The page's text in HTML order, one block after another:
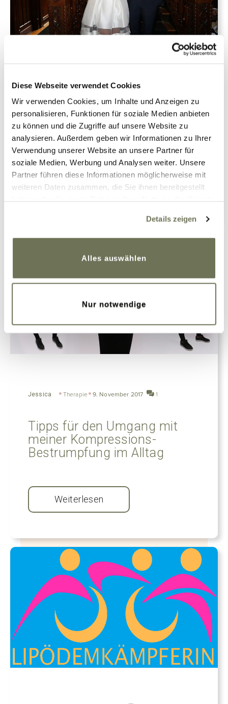
Diese Webseite verwendet Cookies
Wir verwenden Cookies, um Inhalte und Anzeigen zu
personalisieren, Funktionen für soziale Medien anbieten
zu können und die Zugriffe auf unsere Website zu
analysieren. Außerdem geben wir Informationen zu Ihrer
Verwendung unserer Website an unsere Partner für
soziale Medien, Werbung und Analysen weiter. Unsere
Partner führen diese Informationen möglicherweise mit
weiteren Daten zusammen, die Sie ihnen bereitgestellt
Cookies, wenn Sie unsere Webseite weiterhin nutzen.
Weitere Informationen finden Sie in unserer
Details zeigen
Alles auswählen
Nur notwendige
Hochzeit: Mein großer Tag
ohne Sorgen
Weiterlesen
Jessica Therapie 9. November 2017 1
Tipps für den Umgang mit
meiner Kompressions-
Bestrumpfung im Alltag
Weiterlesen